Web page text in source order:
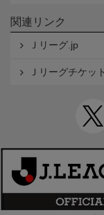
関連リンク
Ｊリーグ.jp
Ｊリーグチケット